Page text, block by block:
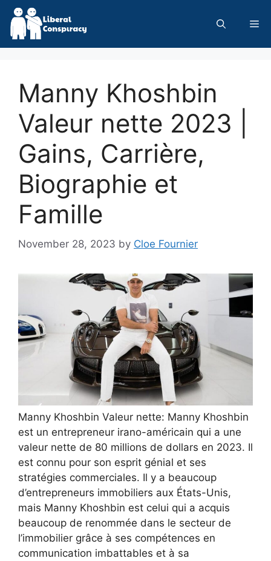
Skip
content
Manny Khoshbin
Valeur nette 2023 |
Gains, Carrière,
Biographie et
Famille
November 28, 2023 by Cloe Fournier
Manny Khoshbin Valeur nette: Manny Khoshbin
est un entrepreneur irano-américain qui a une
valeur nette de 80 millions de dollars en 2023. Il
est connu pour son esprit génial et ses
stratégies commerciales. Il y a beaucoup
d’entrepreneurs immobiliers aux États-Unis,
mais Manny Khoshbin est celui qui a acquis
beaucoup de renommée dans le secteur de
l’immobilier grâce à ses compétences en
communication imbattables et à sa